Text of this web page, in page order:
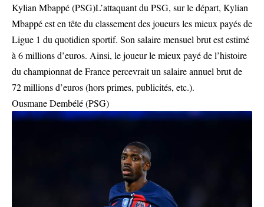
Kylian Mbappé (PSG)L’attaquant du PSG, sur le départ, Kylian
Mbappé est en tête du classement des joueurs les mieux payés de
Ligue 1 du quotidien sportif. Son salaire mensuel brut est estimé
à 6 millions d’euros. Ainsi, le joueur le mieux payé de l’histoire
du championnat de France percevrait un salaire annuel brut de
72 millions d’euros (hors primes, publicités, etc.).
Ousmane Dembélé (PSG)